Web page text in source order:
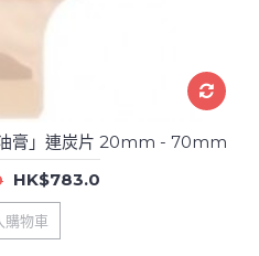
膏」連炭片 20mm - 70mm
HK$783.0
購物車